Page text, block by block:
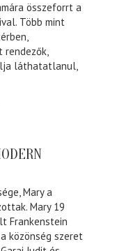
összeforrt a
Több mint
láthatatlanul,
Mary a
Mary 19
Frankenstein
közönség szeret